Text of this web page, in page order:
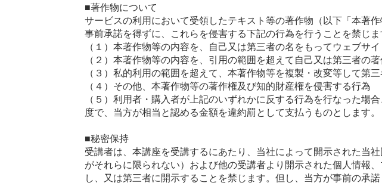
■著作物について
サービスの利用において受領したテキスト等の著作物（以下「本著
事前承諾を得ずに、これらを侵害する下記の行為を行うことを禁じま
（１）本著作物等の内容を、自己又は第三者の名をもってウェブサ
（２）本著作物等の内容を、引用の範囲を超えて自己又は第三者の
（３）私的利用の範囲を超えて、本著作物等を複製・改変等して第
（４）その他、本著作物等の著作権及び知的財産権を侵害する行為
（５）利用者・購入者が上記のいずれかに反する行為を行なった
度で、当方が相当と認める金額を違約罰として支払うものとします。
■秘密保持
受講者は、本講座を受講するにあたり、当社によって開示された当
がそれらに限られない）および他の受講者より開示された個人情報
し、又は第三者に開示することを禁じます。但し、当方が事前の承